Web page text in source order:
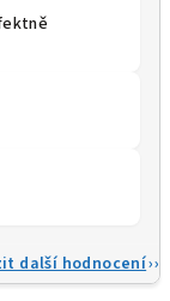
další hodnocení